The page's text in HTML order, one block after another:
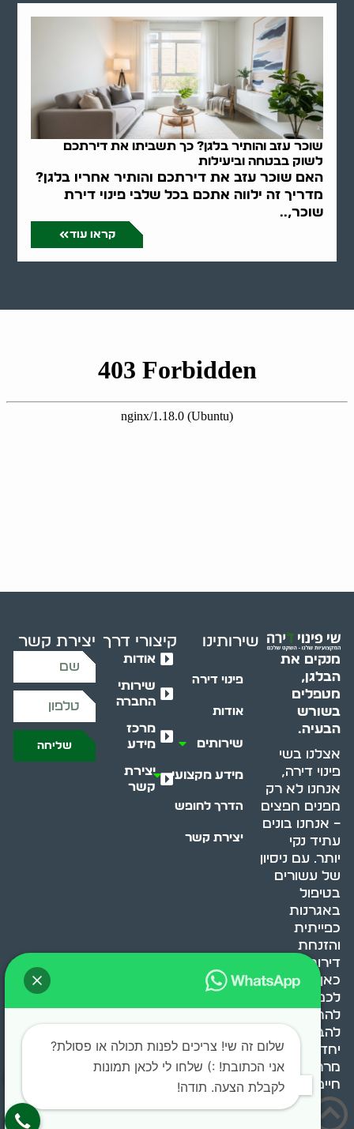
שוכר עזב והותיר בלגן? כך תשביתו את דירתכם
לשוק בבטחה וביעילות
האם שוכר עזב את דירתכם והותיר אחריו בלגן?
מדריך זה ילווה אתכם בכל שלבי פינוי דירת
שוכר,..
קראו עוד
מנקים את
הבלגן,
מטפלים
בשורש
הבעיה.
אצלנו בשי
פינוי דירה,
אנחנו לא רק
מפנים חפצים
– אנחנו בונים
עתיד נקי
יותר. עם ניסיון
של עשורים
בטיפול
באגרנות
כפייתית
והזנחת
דירות, אנחנו
כאן כדי לעזור
לכם
להתמודד,
להבין ולשנות.
יחד, ניצור
מרחב
חיים בריא ומאוזן.
שירותינו
פינוי דירה
אודות
שירותים
מידע מקצועי
הדרך לחופש
יצירת קשר
קיצורי דרך
אודות
שירותי
החברה
מרכז
מידע
יצירת
קשר
יצירת קשר
שליחה
שלום זה שי! צריכים לפנות תכולה או פסולת?
אני הכתובת! :) שלחו לי לכאן תמונות
לקבלת הצעה. תודה!